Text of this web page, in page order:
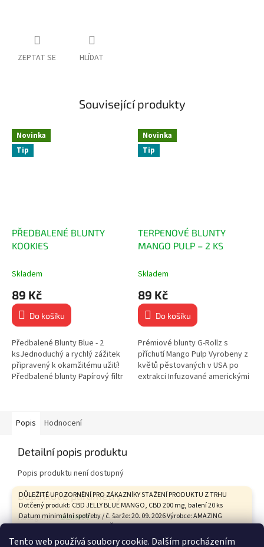
Tento web používá soubory cookie. Dalším procházením
DŮLEŽITÉ UPOZORNĚNÍ PRO ZÁKAZNÍKY STAŽENÍ PRODUKTU Z TRHU
Dotčený produkt: CBD JELLY BLUE MANGO, CBD 200 mg, balení 20 ks
Datum minimální spotřeby / č. šarže: 20. 09. 2026 Výrobce: AMAZING
HEALTH CARE s.r.o., Tovární 9, České Budějovice Státní zemědělská a
potravinářská inspekce na základě hodnocení zdravotního rizika
ZEPTAT SE HLÍDAT
Související produkty
Novinka
Tip
PŘEDBALENÉ BLUNTY
KOOKIES
Skladem
89 Kč
Do košíku
Předbalené Blunty Blue - 2
ksJednoduchý a rychlý zážitek
připravený k okamžitému užití!
Předbalené blunty Papírový filtr
Novinka
Tip
TERPENOVÉ BLUNTY
MANGO PULP – 2 KS
Skladem
89 Kč
Do košíku
Prémiové blunty G-Rollz s
příchutí Mango Pulp Vyrobeny z
květů pěstovaných v USA po
extrakci Infuzované americkými
Popis Hodnocení
Detailní popis produktu
Popis produktu není dostupný
Doplňkové parametry
Kategorie: BLUNTY